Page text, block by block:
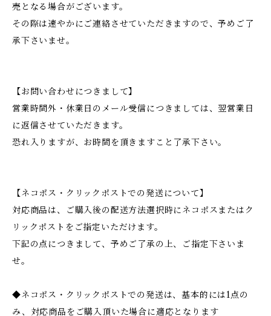
売となる場合がございます。
その際は速やかにご連絡させていただきますので、予めご了
承下さいませ。
【お問い合わせにつきまして】
営業時間外・休業日のメール受信につきましては、翌営業日
に返信させていただきます。
恐れ入りますが、お時間を頂きますこと了承下さい。
【ネコポス・クリックポストでの発送について】
対応商品は、ご購入後の配送方法選択時にネコポスまたはク
リックポストをご指定いただけます。
下記の点につきまして、予めご了承の上、ご指定下さいま
せ。
◆ネコポス・クリックポストでの発送は、基本的には1点の
み、対応商品をご購入頂いた場合に適応となります